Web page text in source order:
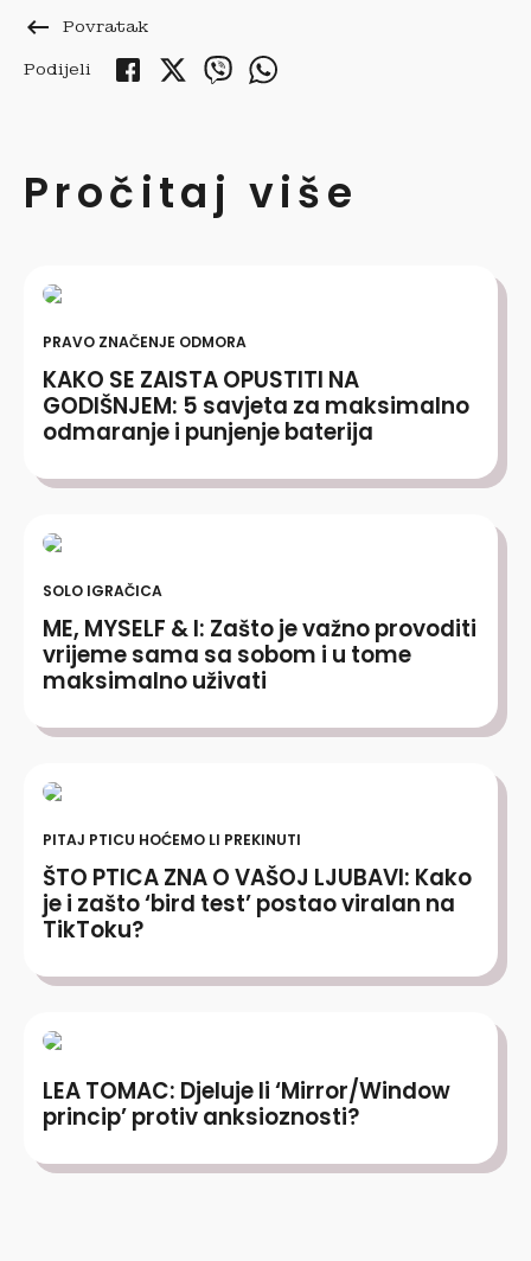
keyboard_backspace Povratak
Podijeli
Pročitaj više
PRAVO ZNAČENJE ODMORA
KAKO SE ZAISTA OPUSTITI NA
GODIŠNJEM: 5 savjeta za maksimalno
odmaranje i punjenje baterija
SOLO IGRAČICA
ME, MYSELF & I: Zašto je važno provoditi
vrijeme sama sa sobom i u tome
maksimalno uživati
PITAJ PTICU HOĆEMO LI PREKINUTI
ŠTO PTICA ZNA O VAŠOJ LJUBAVI: Kako
je i zašto ‘bird test’ postao viralan na
TikToku?
LEA TOMAC: Djeluje li ‘Mirror/Window
princip’ protiv anksioznosti?